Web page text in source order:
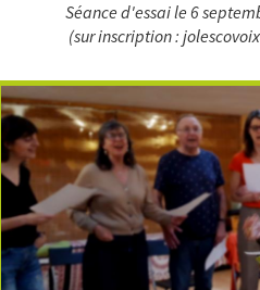
Séance d'essai le 6
(sur inscription :